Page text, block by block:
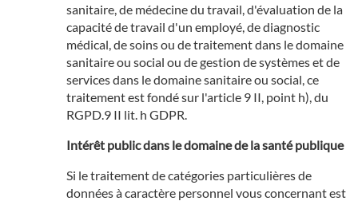
sanitaire, de médecine du travail, d'évaluation de la
capacité de travail d'un employé, de diagnostic
médical, de soins ou de traitement dans le domaine
sanitaire ou social ou de gestion de systèmes et de
services dans le domaine sanitaire ou social, ce
traitement est fondé sur l'article 9 II, point h), du
RGPD.9 II lit. h GDPR.
Intérêt public dans le domaine de la santé publique
Si le traitement de catégories particulières de
données à caractère personnel vous concernant est